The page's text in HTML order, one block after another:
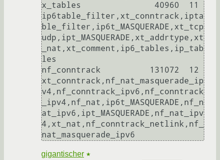
x_tables               40960  11
ip6table_filter,xt_conntrack,ipta
ble_filter,ip6t_MASQUERADE,xt_tcp
udp,ipt_MASQUERADE,xt_addrtype,xt
_nat,xt_comment,ip6_tables,ip_tab
les
nf_conntrack          131072  12
xt_conntrack,nf_nat_masquerade_ip
v4,nf_conntrack_ipv6,nf_conntrack
_ipv4,nf_nat,ip6t_MASQUERADE,nf_n
at_ipv6,ipt_MASQUERADE,nf_nat_ipv
4,xt_nat,nf_conntrack_netlink,nf_
gigantischer ★